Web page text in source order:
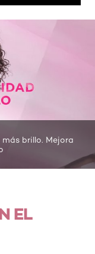
más brillo. Mejora
EL